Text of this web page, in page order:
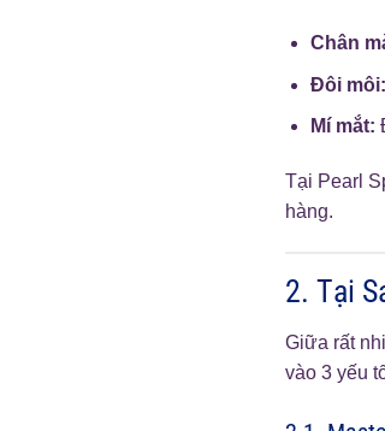
Chân
Đôi môi:
Mí mắt:
Tại Pearl
hàng.
2. Tại
Giữa rất
vào 3 yếu